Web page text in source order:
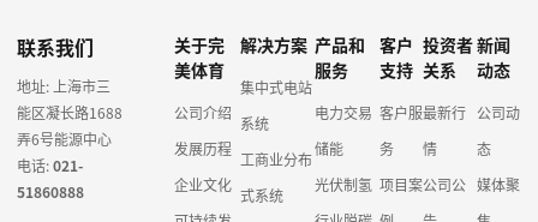
联系我们
地址: 上海市三
能区凝长路1688
弄6号能源中心
电话:021-
51860888
关于完
美体育
公司介绍
发展历程
企业文化
解决方案
集中式电站
系统
工商业分布
式系统
产品和
服务
电力交易
储能
光伏制氢
客户
支持
客户服
务
项目案
投资者
关系
最新行
情
公司公
新闻
动态
公司动
态
媒体聚